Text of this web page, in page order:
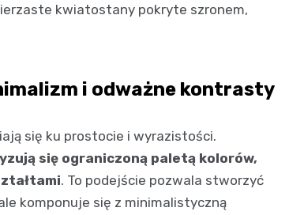
kwiatostany pokryte szronem,
i odważne kontrasty
się ku prostocie i wyrazistości.
się ograniczoną paletą kolorów,
. To podejście pozwala stworzyć
komponuje się z minimalistyczną